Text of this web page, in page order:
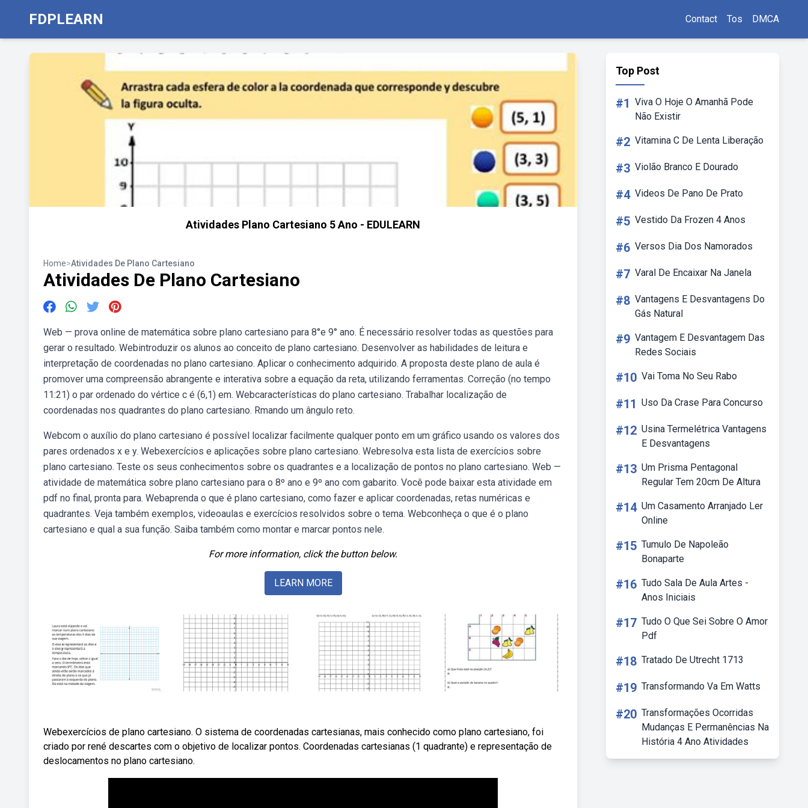
FDPLEARN Contact Tos DMCA
Atividades Plano Cartesiano 5 Ano - EDULEARN
Home>Atividades De Plano Cartesiano
Atividades De Plano Cartesiano
Web — prova online de matemática sobre plano cartesiano para 8°e 9° ano. É necessário resolver todas as questões para
gerar o resultado. Webintroduzir os alunos ao conceito de plano cartesiano. Desenvolver as habilidades de leitura e
interpretação de coordenadas no plano cartesiano. Aplicar o conhecimento adquirido. A proposta deste plano de aula é
promover uma compreensão abrangente e interativa sobre a equação da reta, utilizando ferramentas. Correção (no tempo
11:21) o par ordenado do vértice c é (6,1) em. Webcaracterísticas do plano cartesiano. Trabalhar localização de
coordenadas nos quadrantes do plano cartesiano. Rmando um ângulo reto.
Webcom o auxílio do plano cartesiano é possível localizar facilmente qualquer ponto em um gráfico usando os valores dos
pares ordenados x e y. Webexercícios e aplicações sobre plano cartesiano. Webresolva esta lista de exercícios sobre
plano cartesiano. Teste os seus conhecimentos sobre os quadrantes e a localização de pontos no plano cartesiano. Web —
atividade de matemática sobre plano cartesiano para o 8º ano e 9º ano com gabarito. Você pode baixar esta atividade em
pdf no final, pronta para. Webaprenda o que é plano cartesiano, como fazer e aplicar coordenadas, retas numéricas e
quadrantes. Veja também exemplos, videoaulas e exercícios resolvidos sobre o tema. Webconheça o que é o plano
cartesiano e qual a sua função. Saiba também como montar e marcar pontos nele.
For more information, click the button below.
LEARN MORE
Webexercícios de plano cartesiano. O sistema de coordenadas cartesianas, mais conhecido como plano cartesiano, foi
criado por rené descartes com o objetivo de localizar pontos. Coordenadas cartesianas (1 quadrante) e representação de
deslocamentos no plano cartesiano.
Top Post
#1 Viva O Hoje O Amanhã Pode
Não Existir
#2 Vitamina C De Lenta Liberação
#3 Violão Branco E Dourado
#4 Videos De Pano De Prato
#5 Vestido Da Frozen 4 Anos
#6 Versos Dia Dos Namorados
#7 Varal De Encaixar Na Janela
#8 Vantagens E Desvantagens Do
Gás Natural
#9 Vantagem E Desvantagem Das
Redes Sociais
#10 Vai Toma No Seu Rabo
#11 Uso Da Crase Para Concurso
#12 Usina Termelétrica Vantagens
E Desvantagens
#13 Um Prisma Pentagonal
Regular Tem 20cm De Altura
#14 Um Casamento Arranjado Ler
Online
#15 Tumulo De Napoleão
Bonaparte
#16 Tudo Sala De Aula Artes -
Anos Iniciais
#17 Tudo O Que Sei Sobre O Amor
Pdf
#18 Tratado De Utrecht 1713
#19 Transformando Va Em Watts
#20 Transformações Ocorridas
Mudanças E Permanências Na
História 4 Ano Atividades